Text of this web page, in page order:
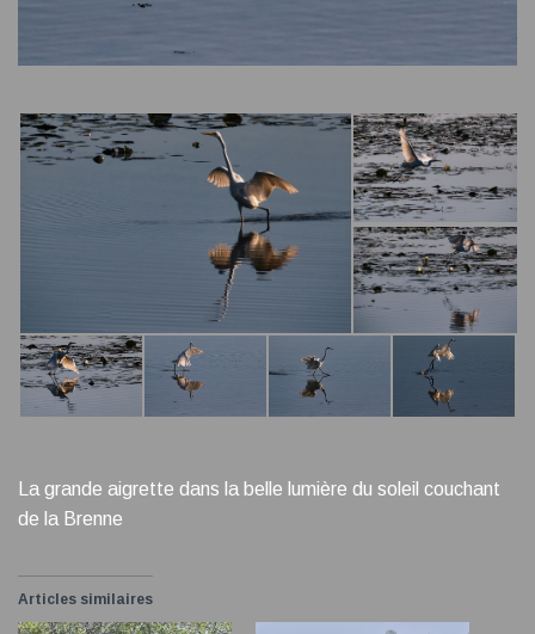
La grande aigrette dans la belle lumière du soleil couchant
de la Brenne
Articles similaires